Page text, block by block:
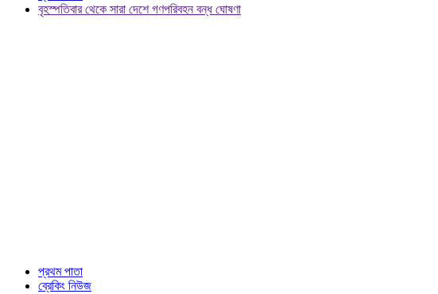
বৃহস্পতিবার থেকে সারা দেশে গণপরিবহন বন্ধ ঘোষণা
প্রথম পাতা
ব্রেকিং নিউজ